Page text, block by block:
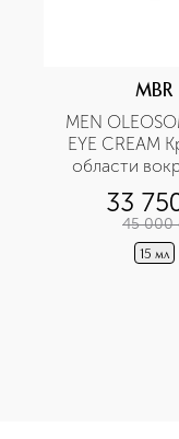
MBR
MEN
EYE CREAM
области
33
45 000
15 мл